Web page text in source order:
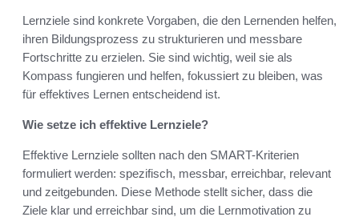
Lernziele sind konkrete Vorgaben, die den Lernenden helfen,
ihren Bildungsprozess zu strukturieren und messbare
Fortschritte zu erzielen. Sie sind wichtig, weil sie als
Kompass fungieren und helfen, fokussiert zu bleiben, was
für effektives Lernen entscheidend ist.
Wie setze ich effektive Lernziele?
Effektive Lernziele sollten nach den SMART-Kriterien
formuliert werden: spezifisch, messbar, erreichbar, relevant
und zeitgebunden. Diese Methode stellt sicher, dass die
Ziele klar und erreichbar sind, um die Lernmotivation zu